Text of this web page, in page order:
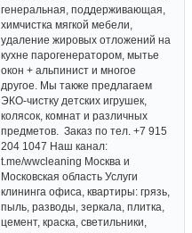
генеральная, поддерживающая,
химчистка мягкой мебели,
удаление жировых отложений на
кухне парогенератором, мытье
окон + альпинист и многое
другое. Мы также предлагаем
ЭКО-чистку детских игрушек,
колясок, комнат и различных
предметов. Заказ по тел. +7 915
204 1047 Наш канал:
t.me/wwcleaning Москва и
Московская область Услуги
клининга офиса, квартиры: грязь,
пыль, разводы, зеркала, плитка,
цемент, краска, светильники,